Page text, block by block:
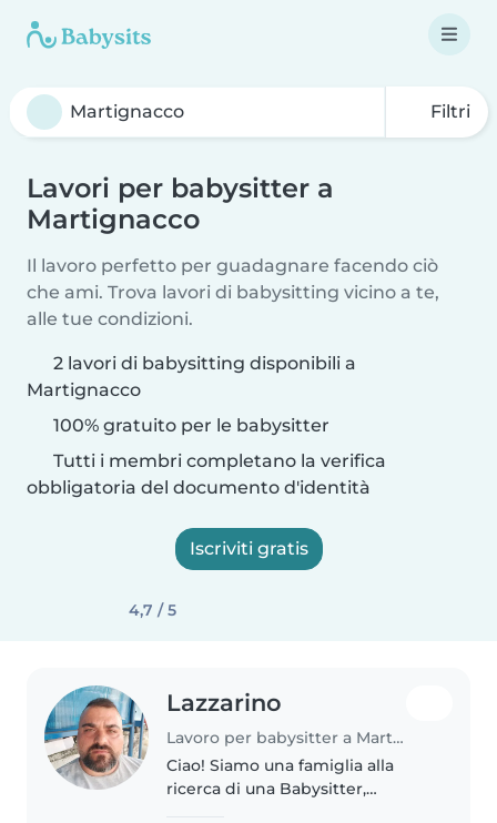
Filtri
Lavori per babysitter a
Martignacco
Il lavoro perfetto per guadagnare facendo ciò
che ami. Trova lavori di babysitting vicino a te,
alle tue condizioni.
2 lavori di babysitting disponibili a
Martignacco
100% gratuito per le babysitter
Tutti i membri completano la verifica
obbligatoria del documento d'identità
Iscriviti gratis
4,7 / 5
Lazzarino
Lavoro per babysitter a Martignacco
Ciao! Siamo una famiglia alla
ricerca di una Babysitter,